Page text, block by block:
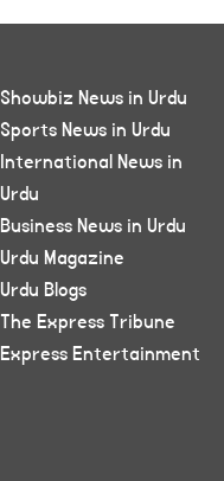
Showbiz News in Urdu
Sports News in Urdu
International News in
Urdu
Business News in Urdu
Urdu Magazine
Urdu Blogs
The Express Tribune
Express Entertainment